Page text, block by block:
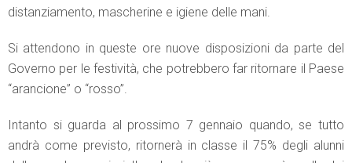
distanziamento, mascherine e igiene delle mani.
Si attendono in queste ore nuove disposizioni da parte del
Governo per le festività, che potrebbero far ritornare il Paese
“arancione” o “rosso”.
Intanto si guarda al prossimo 7 gennaio quando, se tutto
andrà come previsto, ritornerà in classe il 75% degli alunni